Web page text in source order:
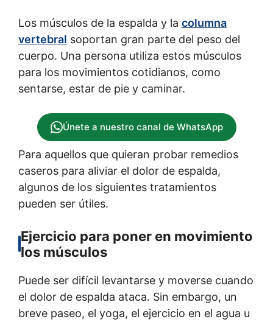
Los músculos de la espalda y la columna
vertebral soportan gran parte del peso del
cuerpo. Una persona utiliza estos músculos
para los movimientos cotidianos, como
sentarse, estar de pie y caminar.
Únete a nuestro canal de WhatsApp
Para aquellos que quieran probar remedios
caseros para aliviar el dolor de espalda,
algunos de los siguientes tratamientos
pueden ser útiles.
Ejercicio para poner en movimiento
los músculos
Puede ser difícil levantarse y moverse cuando
el dolor de espalda ataca. Sin embargo, un
breve paseo, el yoga, el ejercicio en el agua u